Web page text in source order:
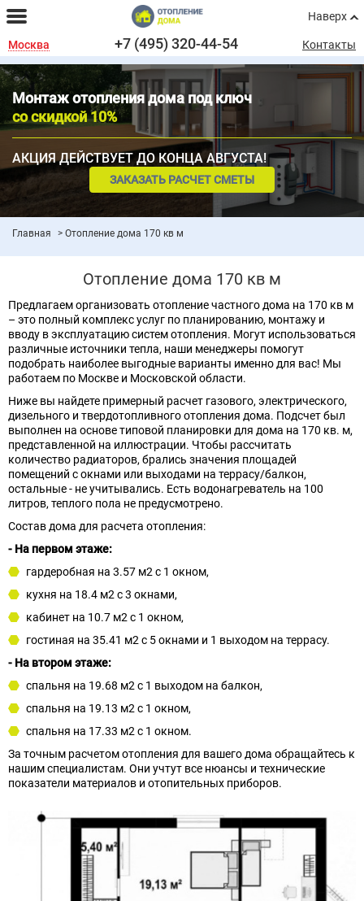
Наверх
Москва +7 (495) 320-44-54 Контакты
Монтаж отопления дома под ключ
со скидкой 10%
АКЦИЯ ДЕЙСТВУЕТ ДО КОНЦА АВГУСТА!
ЗАКАЗАТЬ РАСЧЕТ СМЕТЫ
Главная Отопление дома 170 кв м
Отопление дома 170 кв м
Предлагаем организовать отопление частного дома на 170 кв м
– это полный комплекс услуг по планированию, монтажу и
вводу в эксплуатацию систем отопления. Могут использоваться
различные источники тепла, наши менеджеры помогут
подобрать наиболее выгодные варианты именно для вас! Мы
работаем по Москве и Московской области.
Ниже вы найдете примерный расчет газового, электрического,
дизельного и твердотопливного отопления дома. Подсчет был
выполнен на основе типовой планировки для дома на 170 кв. м,
представленной на иллюстрации. Чтобы рассчитать
количество радиаторов, брались значения площадей
помещений с окнами или выходами на террасу/балкон,
остальные - не учитывались. Есть водонагреватель на 100
литров, теплого пола не предусмотрено.
Состав дома для расчета отопления:
- На первом этаже:
гардеробная на 3.57 м2 с 1 окном,
кухня на 18.4 м2 с 3 окнами,
кабинет на 10.7 м2 с 1 окном,
гостиная на 35.41 м2 с 5 окнами и 1 выходом на террасу.
- На втором этаже:
спальня на 19.68 м2 с 1 выходом на балкон,
спальня на 19.13 м2 с 1 окном,
спальня на 17.33 м2 с 1 окном.
За точным расчетом отопления для вашего дома обращайтесь к
нашим специалистам. Они учтут все нюансы и технические
показатели материалов и отопительных приборов.